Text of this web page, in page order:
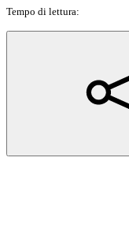
Tempo di lettura: